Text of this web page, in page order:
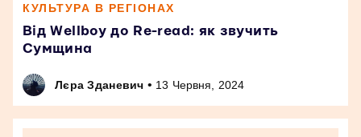
КУЛЬТУРА В РЕГІОНАХ
Від Wellboy до Re-read: як звучить
Сумщина
Лєра Зданевич • 13 Червня, 2024